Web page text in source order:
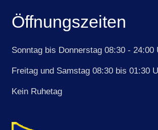
Öffnungszeiten
Sonntag bis Donnerstag 08:30 - 24:00
Freitag und Samstag 08:30 bis 01:30
Kein Ruhetag